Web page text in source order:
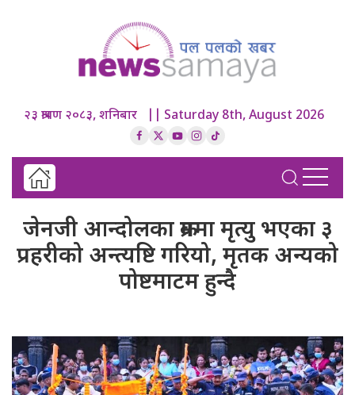
२३ श्रावण २०८३, शनिबार || Saturday 8th, August 2026
जेनजी आन्दोलका क्रममा मृत्यु भएका ३
प्रहरीको अन्त्यष्टि गरियो, मृतक अन्यको
पोष्टमाटम हुन्दै